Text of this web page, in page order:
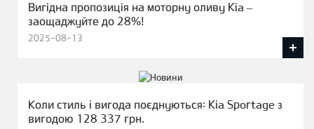
Вигідна пропозиція на моторну оливу Kia –
заощаджуйте до 28%!
2025-08-13
Коли стиль і вигода поєднуються: Kia Sportage з
вигодою 128 337 грн.